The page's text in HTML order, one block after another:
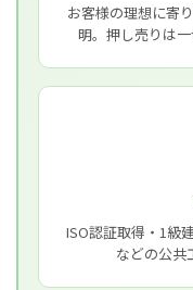
お客様の理想に寄
明。押し売りは一
ISO認証取得・1級
などの公共